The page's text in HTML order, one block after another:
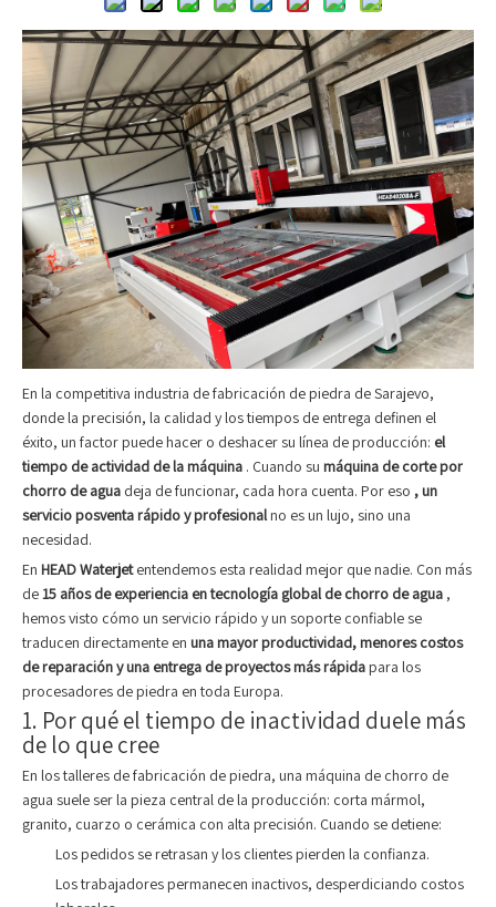
En la competitiva industria de fabricación de piedra de Sarajevo,
donde la precisión, la calidad y los tiempos de entrega definen el
éxito, un factor puede hacer o deshacer su línea de producción: el
tiempo de actividad de la máquina . Cuando su máquina de corte por
chorro de agua deja de funcionar, cada hora cuenta. Por eso , un
servicio posventa rápido y profesionalno es un lujo, sino una
necesidad.
En HEAD Waterjetentendemos esta realidad mejor que nadie. Con más
de15 años de experiencia en tecnología global de chorro de agua ,
hemos visto cómo un servicio rápido y un soporte confiable se
traducen directamente en una mayor productividad, menores costos
de reparación y una entrega de proyectos más rápida para los
procesadores de piedra en toda Europa.
1. Por qué el tiempo de inactividad duele más
de lo que cree
En los talleres de fabricación de piedra, una máquina de chorro de
agua suele ser la pieza central de la producción: corta mármol,
granito, cuarzo o cerámica con alta precisión. Cuando se detiene:
Los pedidos se retrasan y los clientes pierden la confianza.
Los trabajadores permanecen inactivos, desperdiciando costos